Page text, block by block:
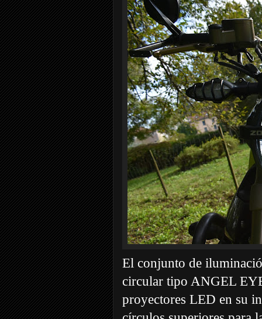
El conjunto de
circular tipo ANGEL
proyectores LED en su